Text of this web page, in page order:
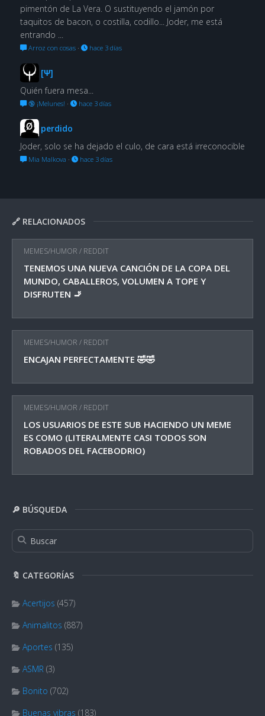
🔗 RELACIONADOS
MEMES/HUMOR / REDDIT
TENEMOS UNA NUEVA CANCIÓN DE LA COPA DEL
MUNDO, CABALLEROS, VOLUMEN A TOPE Y
DISFRUTEN 🚬
MEMES/HUMOR / REDDIT
ENCAJAN PERFECTAMENTE 🤣🤣
MEMES/HUMOR / REDDIT
LOS USUARIOS DE ESTE SUB HACIENDO UN MEME
ES COMO (LITERALMENTE CASI TODOS SON
ROBADOS DEL FACEBODRIO)
🔎 BÚSQUEDA
🔖 CATEGORÍAS
Acertijos (457)
Animalitos (887)
Aportes (135)
ASMR (3)
Bonito (702)
Buenas vibras (183)
pimentón de La Vera. O sustituyendo el jamón por
taquitos de bacon, o costilla, codillo... Joder, me está
entrando ...
Arroz con cosas· hace 3 días
[Ψ]
Quién fuera mesa...
🔞 ¡Melunes! · hace 3 días
perdido
Joder, solo se ha dejado el culo, de cara está irreconocible
Mia Malkova · hace 3 días